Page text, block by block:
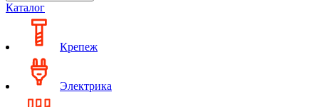
Каталог
Крепеж
Электрика